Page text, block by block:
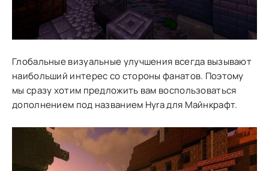
Глобальные визуальные улучшения всегда вызывают
наибольший интерес со стороны фанатов. Поэтому
мы сразу хотим предложить вам воспользоваться
дополнением под названием Hyra для Майнкрафт.